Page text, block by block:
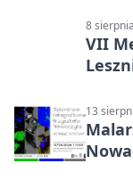
8
VII
13